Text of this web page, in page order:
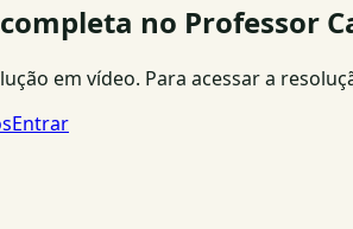
no Professor
em vídeo. Para acessar a
Entrar